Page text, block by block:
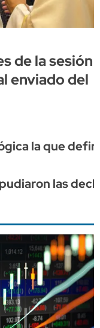
de la sesión
enviado del
la que
las